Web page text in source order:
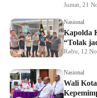
Jumat, 21
Nasional
Kapolda
“Tolak
Rabu, 12
Nasional
Wali